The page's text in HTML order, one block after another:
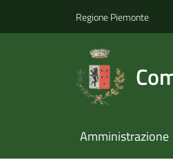
Regione Piemonte
Amministrazione